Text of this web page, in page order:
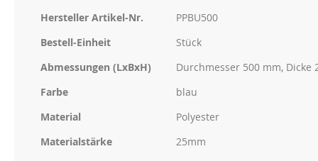
Hersteller Artikel-Nr.
PPBU500
Bestell-Einheit
Stück
Abmessungen (LxBxH)
Durchmesser 500 mm, Dicke
Farbe
blau
Material
Polyester
Materialstärke
25mm